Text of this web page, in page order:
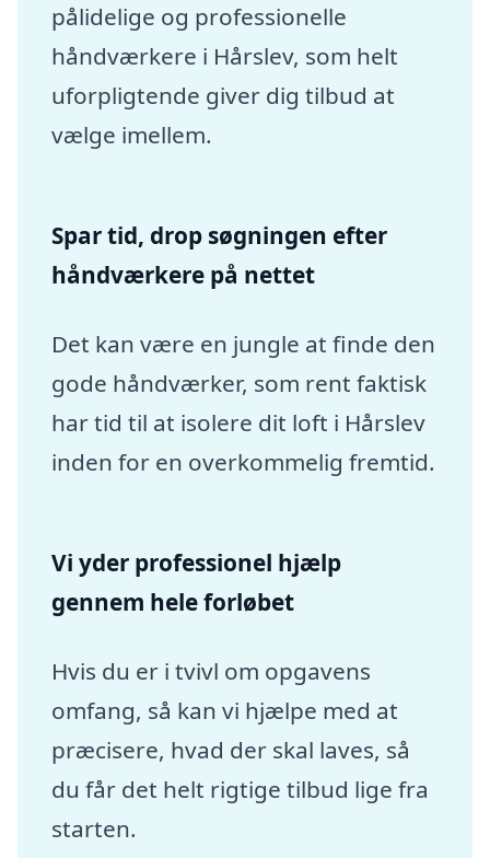
pålidelige og professionelle
håndværkere i Hårslev, som helt
uforpligtende giver dig tilbud at
vælge imellem.
Spar tid, drop søgningen efter
håndværkere på nettet
Det kan være en jungle at finde den
gode håndværker, som rent faktisk
har tid til at isolere dit loft i Hårslev
inden for en overkommelig fremtid.
Vi yder professionel hjælp
gennem hele forløbet
Hvis du er i tvivl om opgavens
omfang, så kan vi hjælpe med at
præcisere, hvad der skal laves, så
du får det helt rigtige tilbud lige fra
starten.